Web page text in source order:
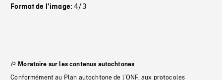
Format de l'image:4/3
Moratoire sur les contenus autochtones
Conformément au Plan autochtone de l’ONF, aux protocoles